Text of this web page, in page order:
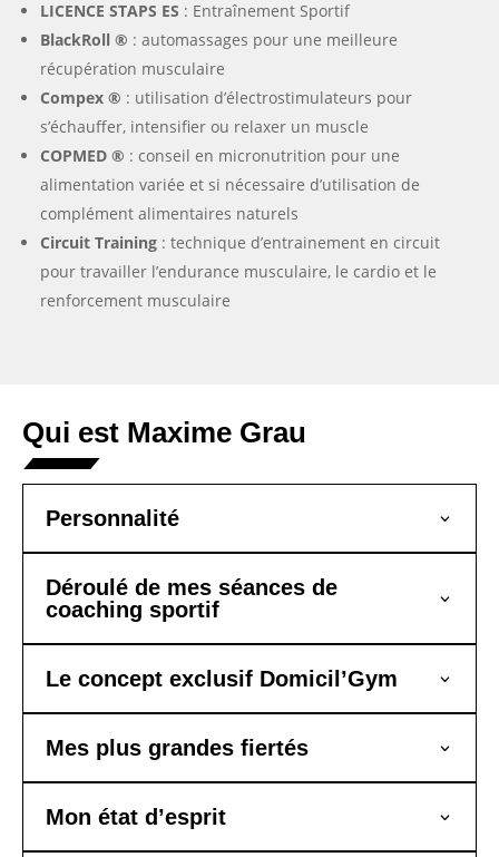
LICENCE STAPS ES : Entraînement Sportif
BlackRoll ® : automassages pour une meilleure
récupération musculaire
Compex ® : utilisation d’électrostimulateurs pour
s’échauffer, intensifier ou relaxer un muscle
COPMED ® : conseil en micronutrition pour une
alimentation variée et si nécessaire d’utilisation de
complément alimentaires naturels
Circuit Training : technique d’entrainement en circuit
pour travailler l’endurance musculaire, le cardio et le
renforcement musculaire
Qui est Maxime Grau
Personnalité
Déroulé de mes séances de
coaching sportif
Le concept exclusif Domicil’Gym
Mes plus grandes fiertés
Mon état d’esprit